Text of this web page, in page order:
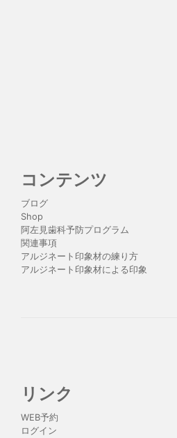
コンテンツ
ブログ
Shop
阿左見歯科予防プログラム
関連事項
アルジネート印象材の練り方
アルジネート印象材による印象
リンク
WEB予約
ログイン